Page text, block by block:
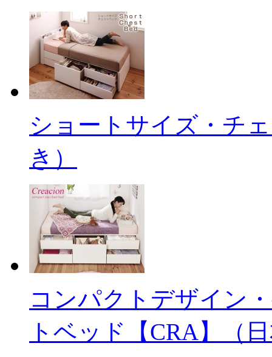
ショートサイズ・チ
き）
コンパクトデザイン
トベッド【CRA】（